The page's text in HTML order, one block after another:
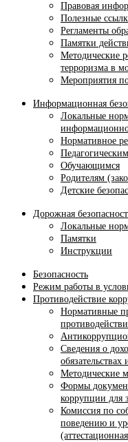
Правовая
Полезные
Регламенты
Памятки
Методические
терроризма в
Мероприятия
Информационная
Локальные
Нормативное
Обучающимся
Родителям
Детские
Дорожная
Локальные
Памятки
Инструкции
Безопасность
Режим работы в
Противодействие
Нормативные
Сведения о
Методические
Формы
коррупции для
Комиссия по
поведению и